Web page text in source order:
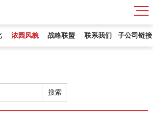
浓园风貌 战略联盟 联系我们 子公司链接
搜索